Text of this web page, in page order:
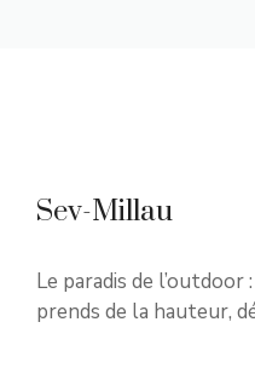
Sev-Millau
Le paradis de l’outdoor
prends de la hauteur,